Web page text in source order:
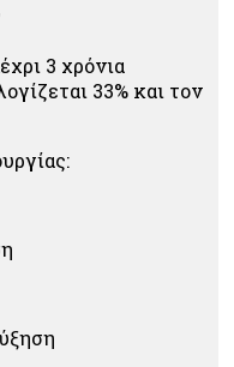
3 χρόνια
33% και τον